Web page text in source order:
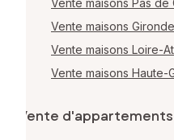
Vente maisons Pas de
Vente maisons
Vente maisons Loire-
Vente maisons Haute-
Vente d'appartements